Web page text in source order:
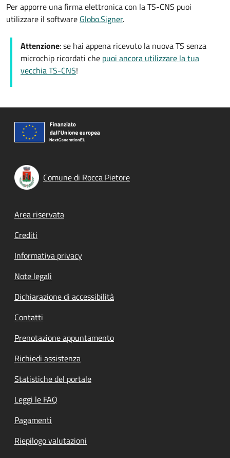
Per apporre una firma elettronica con la TS-CNS puoi
utilizzare il software Globo.Signer.
Attenzione: se hai appena ricevuto la nuova TS senza
microchip ricordati che puoi ancora utilizzare la tua
vecchia TS-CNS!
Comune di Rocca Pietore
Footer menu
Area riservata
Crediti
Informativa privacy
Note legali
Dichiarazione di accessibilità
Contatti
Prenotazione appuntamento
Richiedi assistenza
Statistiche del portale
Leggi le FAQ
Pagamenti
Riepilogo valutazioni